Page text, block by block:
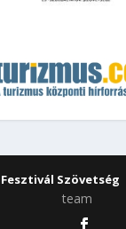
Szövetség
team